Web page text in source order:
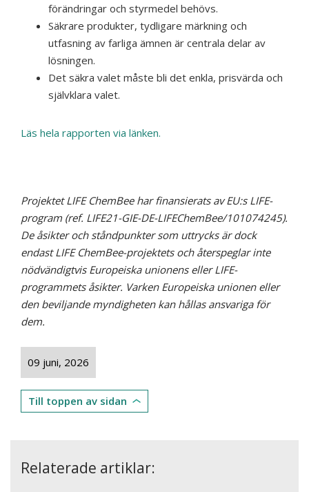
förändringar och styrmedel behövs.
Säkrare produkter, tydligare märkning och
utfasning av farliga ämnen är centrala delar av
lösningen.
Det säkra valet måste bli det enkla, prisvärda och
självklara valet.
Läs hela rapporten via länken.
Projektet LIFE ChemBee har finansierats av EU:s LIFE-
program (ref. LIFE21-GIE-DE-LIFEChemBee/101074245).
De åsikter och ståndpunkter som uttrycks är dock
endast LIFE ChemBee-projektets och återspeglar inte
nödvändigtvis Europeiska unionens eller LIFE-
programmets åsikter. Varken Europeiska unionen eller
den beviljande myndigheten kan hållas ansvariga för
dem.
09 juni, 2026
Till toppen av sidan
Relaterade artiklar: